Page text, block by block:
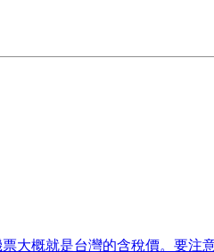
大概就是台灣的含稅價。要注